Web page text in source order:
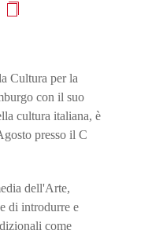
Cultura per la
con il suo
cultura italiana, è
presso il C
dell'Arte,
di introdurre e
come